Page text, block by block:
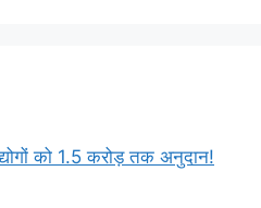
को 1.5 करोड़ तक अनुदान!